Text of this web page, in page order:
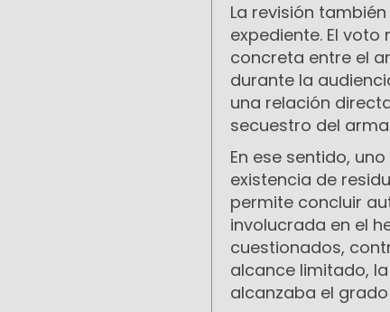
La revisión
expediente. El
concreta entre el
durante la
una relación
secuestro del
En ese sentido,
existencia de
permite concluir
involucrada en el
cuestionados,
alcance limitado,
alcanzaba el